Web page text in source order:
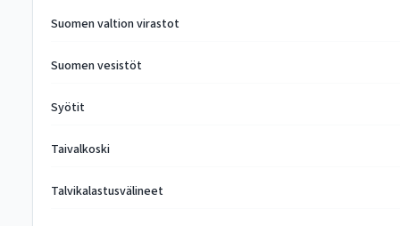
Suomen valtion virastot
Suomen vesistöt
Syötit
Taivalkoski
Talvikalastusvälineet